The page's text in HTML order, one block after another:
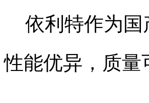
依利特作为
性能优异，质量